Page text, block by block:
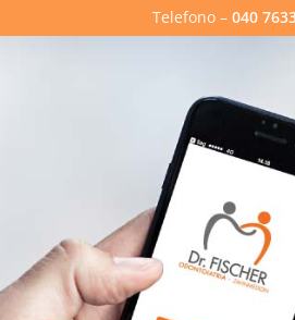
Telefono – 040